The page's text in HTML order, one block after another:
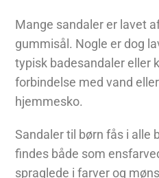
Mange sandaler er lavet
gummisål. Nogle er dog
typisk badesandaler eller
forbindelse med vand
hjemmesko.
Sandaler til børn fås i alle
findes både som
spraglede i farver og